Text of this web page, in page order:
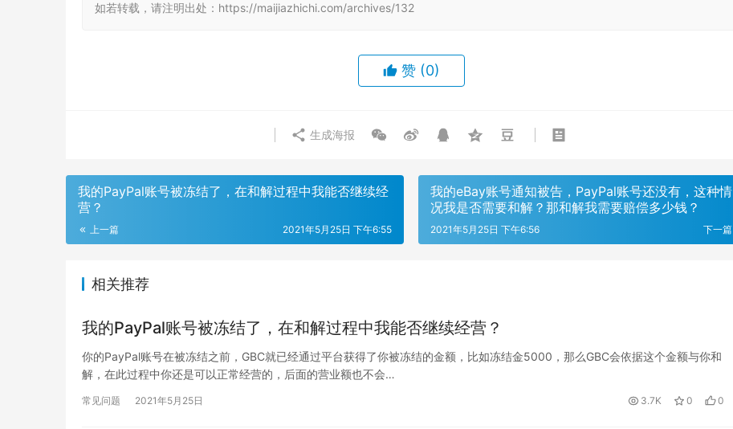
如若转载，请注明出处：https://maijiazhichi.com/archives/132
赞 (0)
生成海报
我的PayPal账号被冻结了，在和解过程中我能否继续经
营？
上一篇 2021年5月25日 下午6:55
我的eBay账号通知被告，PayPal账号还没有，这种情
况我是否需要和解？那和解我需要赔偿多少钱？
下一篇
2021年5月25日 下午6:56
相关推荐
我的PayPal账号被冻结了，在和解过程中我能否继续经营？
你的PayPal账号在被冻结之前，GBC就已经通过平台获得了你被冻结的金额，比如冻结金5000，那么GBC会依据这个金额与你和
解，在此过程中你还是可以正常经营的，后面的营业额也不会…
常见问题 2021年5月25日 3.7K 0 0